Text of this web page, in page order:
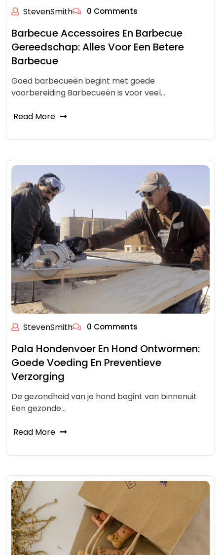
StevenSmith 0 Comments
Barbecue Accessoires En Barbecue
Gereedschap: Alles Voor Een Betere
Barbecue
Goed barbecueën begint met goede
voorbereiding Barbecueën is voor veel…
Read More
StevenSmith 0 Comments
Pala Hondenvoer En Hond Ontwormen:
Goede Voeding En Preventieve
Verzorging
De gezondheid van je hond begint van binnenuit
Een gezonde…
Read More